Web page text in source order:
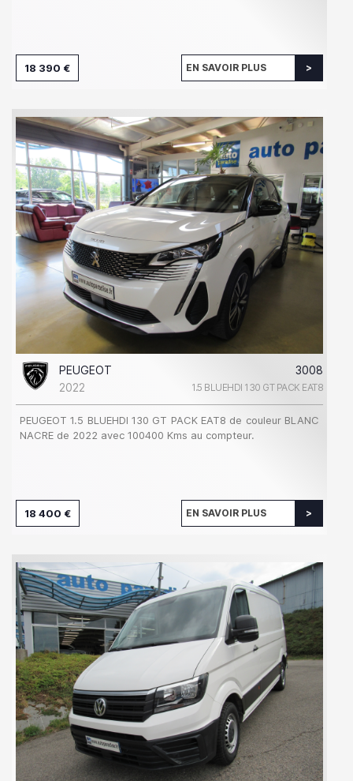
18 390 € EN SAVOIR PLUS
PEUGEOT
3008
2022
1.5 BLUEHDI 130 GT PACK EAT8
PEUGEOT 1.5 BLUEHDI 130 GT PACK EAT8 de couleur BLANC
NACRE de 2022 avec 100400 Kms au compteur.
18 400 € EN SAVOIR PLUS